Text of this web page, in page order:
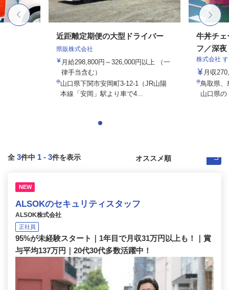
近距離定期便の大型ドライバー
県販株式会社
月給298,800円～326,000円以上 （一
律手当含む）
山口県下関市安岡町3-12-1（JR山陽
本線「安岡」駅より車で4...
牛丼チェ
フ／深夜
株式会社
月収
鳥取県
山口県
全 3件中 1 - 3件を表示
NEW
ALSOKのセキュリティスタッフ
ALSOK株式会社
正社員
95%が未経験スタート｜1年目で月収31万円以上も！｜賞
与平均137万円｜20代30代多数活躍中！